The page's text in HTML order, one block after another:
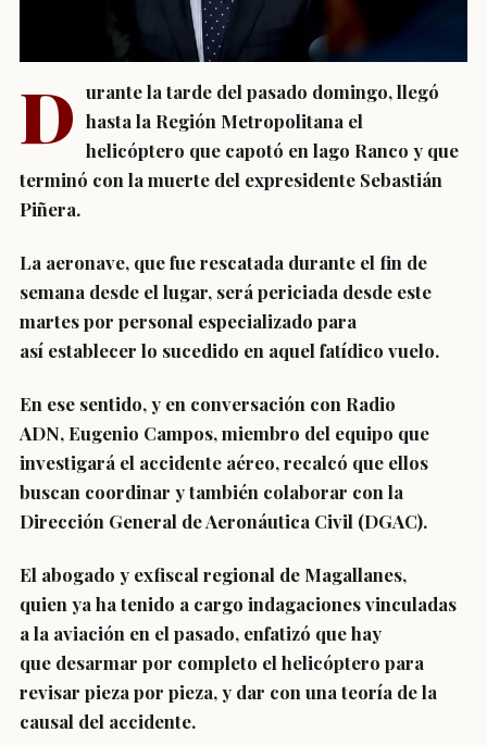
D urante la tarde del pasado domingo, llegó
hasta la Región Metropolitana el
helicóptero que capotó en lago Ranco y que
terminó con la muerte del expresidente Sebastián
Piñera.
La aeronave, que fue rescatada durante el fin de
semana desde el lugar, será periciada desde este
martes por personal especializado para
así establecer lo sucedido en aquel fatídico vuelo.
En ese sentido, y en conversación con Radio
ADN, Eugenio Campos, miembro del equipo que
investigará el accidente aéreo, recalcó que ellos
buscan coordinar y también colaborar con la
Dirección General de Aeronáutica Civil (DGAC).
El abogado y exfiscal regional de Magallanes,
quien ya ha tenido a cargo indagaciones vinculadas
a la aviación en el pasado, enfatizó que hay
que desarmar por completo el helicóptero para
revisar pieza por pieza,y dar con una teoría de la
causal del accidente.